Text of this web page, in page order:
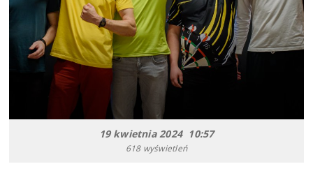
19 kwietnia 2024 10:57
618 wyświetleń